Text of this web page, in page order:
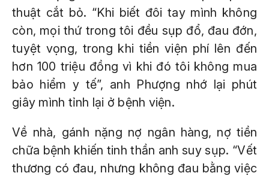
thuật cắt bỏ. “Khi biết đôi tay mình không
còn, mọi thứ trong tôi đều sụp đổ, đau đớn,
tuyệt vọng, trong khi tiền viện phí lên đến
hơn 100 triệu đồng vì khi đó tôi không mua
bảo hiểm y tế”, anh Phượng nhớ lại phút
giây mình tỉnh lại ở bệnh viện.
Về nhà, gánh nặng nợ ngân hàng, nợ tiền
chữa bệnh khiến tinh thần anh suy sụp. “Vết
thương có đau, nhưng không đau bằng việc